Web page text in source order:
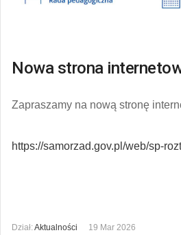
Nowa strona
Zapraszamy na nową stronę
https://samorzad.gov.pl/web/sp-
Dział:Aktualności 19 Mar 2026